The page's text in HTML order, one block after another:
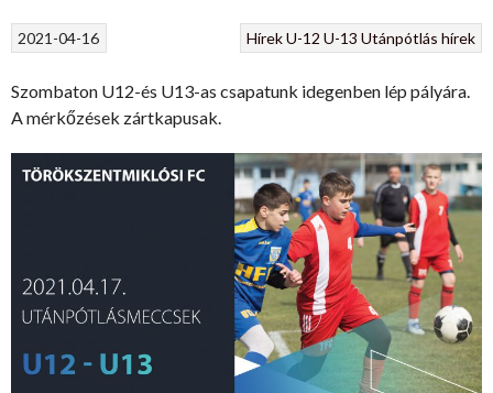
HírekU-12 U-13 Utánpótlás hírek
2021-04-16
Szombaton U12-és U13-as csapatunk idegenben lép pályára.
A mérkőzések zártkapusak.